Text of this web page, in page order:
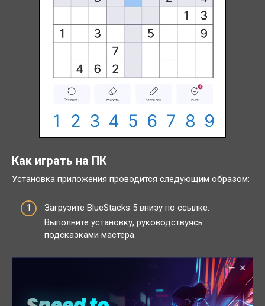
Как играть на ПК
Установка приложения проводится следующим образом:
Загрузите BlueStacks 5 внизу по ссылке.
Выполните установку, руководствуясь
подсказками мастера.